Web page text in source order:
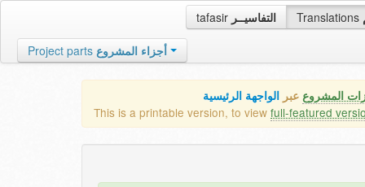
tafasir التفاسيــر Translations
Project parts أجزاء المشروع
المشروع عبر الواجهة الرئيسية
This is a printable version, to view full-featured